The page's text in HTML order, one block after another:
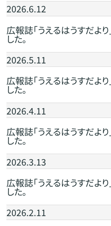
2026.6.12
広報誌「うえるはうすだよ
した。
2026.5.11
広報誌「うえるはうすだよ
した。
2026.4.11
広報誌「うえるはうすだよ
した。
2026.3.13
広報誌「うえるはうすだよ
した。
2026.2.11